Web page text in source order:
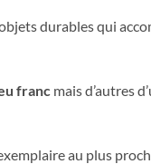
durables qui
franc mais d’autres
au plus